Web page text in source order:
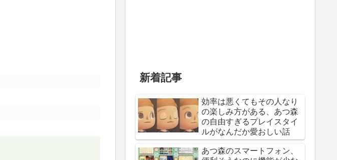
新着記事
効率は悪くてもその人なり
の楽しみ方がある、あつ森
の自由すぎるプレイスタイ
ルがなんだか愛おしい話
あつ森のスマートフォン、